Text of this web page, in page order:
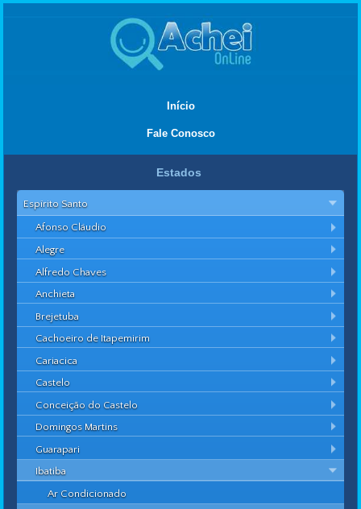
Início
Fale Conosco
Estados
Espírito Santo
Afonso Cláudio
Alegre
Alfredo Chaves
Anchieta
Brejetuba
Cachoeiro de Itapemirim
Cariacica
Castelo
Conceição do Castelo
Domingos Martins
Guarapari
Ibatiba
Ar Condicionado